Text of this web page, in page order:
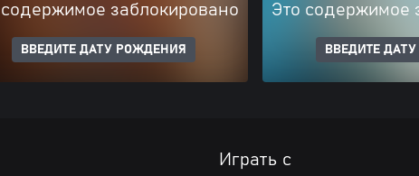
заблокировано
ВВЕДИТЕ ДАТУ РОЖДЕНИЯ
Это содержимое
ВВЕДИТЕ
Играть с